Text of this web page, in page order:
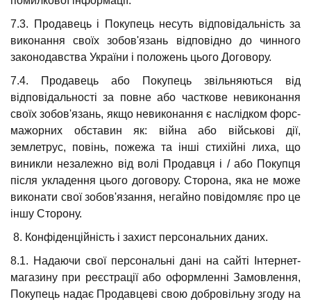
7.3. Продавець і Покупець несуть відповідальність за
виконання своїх зобов'язань відповідно до чинного
законодавства України і положень цього Договору.
7.4. Продавець або Покупець звільняються від
відповідальності за повне або часткове невиконання
своїх зобов'язань, якщо невиконання є наслідком форс-
мажорних обставин як: війна або військові дії,
землетрус, повінь, пожежа та інші стихійні лиха, що
виникли незалежно від волі Продавця і / або Покупця
після укладення цього договору. Сторона, яка не може
виконати свої зобов'язання, негайно повідомляє про це
іншу Сторону.
8. Конфіденційність і захист персональних даних.
8.1. Надаючи свої персональні дані на сайті Інтернет-
магазину при реєстрації або оформленні Замовлення,
Покупець надає Продавцеві свою добровільну згоду на